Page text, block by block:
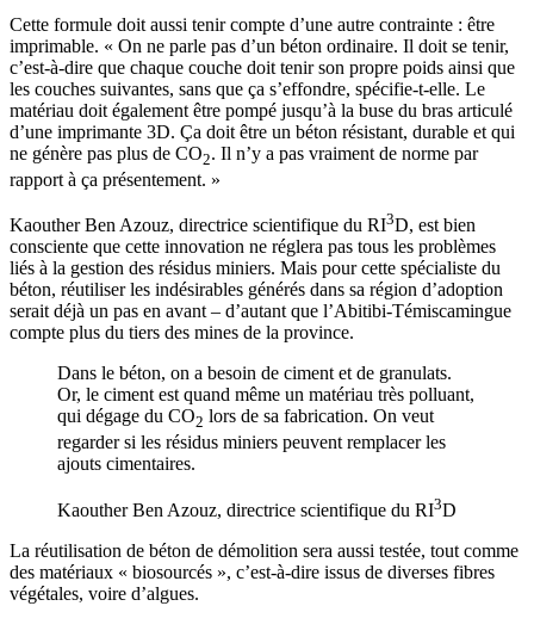
Cette formule doit aussi tenir compte d’une autre contrainte : être
imprimable. « On ne parle pas d’un béton ordinaire. Il doit se tenir,
c’est-à-dire que chaque couche doit tenir son propre poids ainsi que
les couches suivantes, sans que ça s’effondre, spécifie-t-elle. Le
matériau doit également être pompé jusqu’à la buse du bras articulé
d’une imprimante 3D. Ça doit être un béton résistant, durable et qui
ne génère pas plus de CO2. Il n’y a pas vraiment de norme par
rapport à ça présentement. »
Kaouther Ben Azouz, directrice scientifique du RI3D, est bien
consciente que cette innovation ne réglera pas tous les problèmes
liés à la gestion des résidus miniers. Mais pour cette spécialiste du
béton, réutiliser les indésirables générés dans sa région d’adoption
serait déjà un pas en avant – d’autant que l’Abitibi-Témiscamingue
compte plus du tiers des mines de la province.
Dans le béton, on a besoin de ciment et de granulats.
Or, le ciment est quand même un matériau très polluant,
qui dégage du CO2 lors de sa fabrication. On veut
regarder si les résidus miniers peuvent remplacer les
ajouts cimentaires.
Kaouther Ben Azouz, directrice scientifique du RI3D
La réutilisation de béton de démolition sera aussi testée, tout comme
des matériaux « biosourcés », c’est-à-dire issus de diverses fibres
végétales, voire d’algues.